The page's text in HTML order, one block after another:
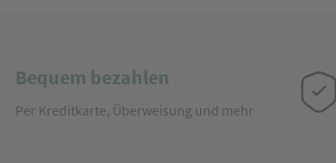
Bequem bezahlen
Per Kreditkarte, Überweisung und mehr